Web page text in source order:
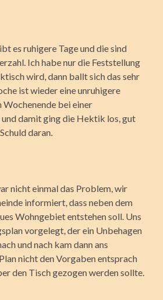
es ruhigere Tage und die sind
Ich habe nur die Feststellung
wird, dann ballt sich das sehr
ist wieder eine unruhigere
Wochenende bei einer
damit ging die Hektik los, gut
daran.
nicht einmal das Problem, wir
informiert, dass neben dem
Wohngebiet entstehen soll. Uns
vorgelegt, der ein Unbehagen
und nach kam dann ans
nicht den Vorgaben entsprach
den Tisch gezogen werden sollte.